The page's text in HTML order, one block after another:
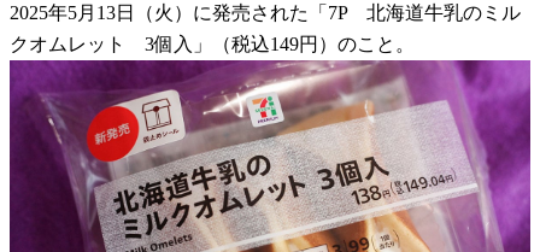
2025年5月13日（火）に発売された「7P 北海道牛乳のミル
クオムレット 3個入」（税込149円）のこと。